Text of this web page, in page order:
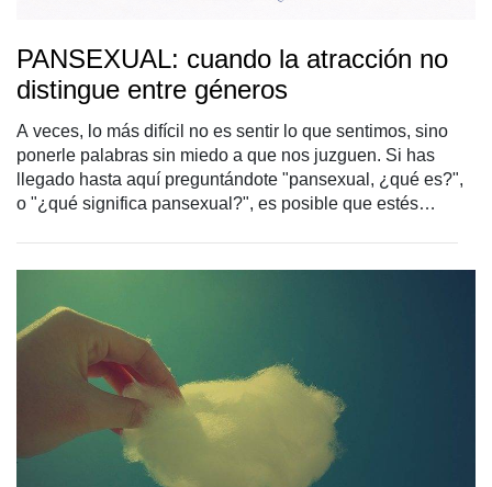
PANSEXUAL: cuando la atracción no
distingue entre géneros
A veces, lo más difícil no es sentir lo que sentimos, sino
ponerle palabras sin miedo a que nos juzguen. Si has
llegado hasta aquí preguntándote "pansexual, ¿qué es?",
o "¿qué significa pansexual?", es posible que estés
en los últimos años, pero todavía sigue siendo una de las
orientaciones sexuales menos comprendidas, lo que ha
dado lugar a confusiones conceptuales, prejuicios e
invisibilización. La pansexualidad es una orientación
sexual en la que la persona puede sentir atracción
romántica y/o sexual hacia cualquier género. Es decir, el
género no se vive como un factor relevante o determinante
en la atracción. Aunque la visibilidad de la pansexualidad
ha crecido en los últimos años gracias a artistas y